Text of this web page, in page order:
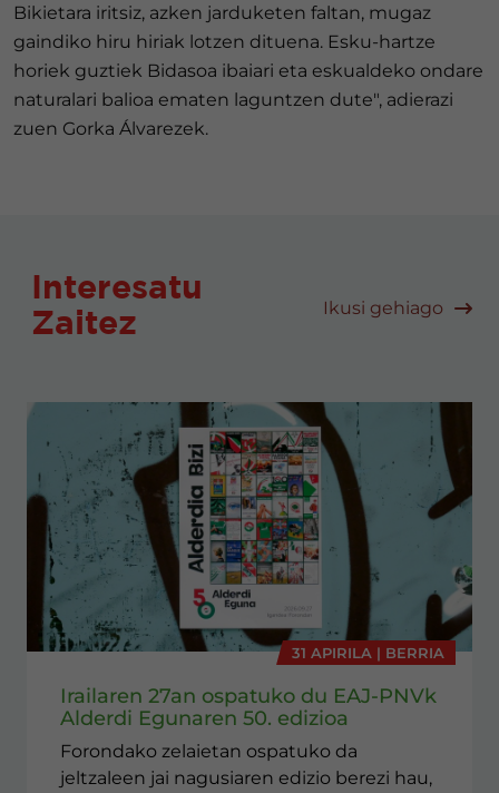
Bikietara iritsiz, azken jarduketen faltan, mugaz
gaindiko hiru hiriak lotzen dituena. Esku-hartze
horiek guztiek Bidasoa ibaiari eta eskualdeko ondare
naturalari balioa ematen laguntzen dute", adierazi
zuen Gorka Álvarezek.
Interesatu
Zaitez
Ikusi gehiago
31 APIRILA | BERRIA
Irailaren 27an ospatuko du EAJ-PNVk
Alderdi Egunaren 50. edizioa
Forondako zelaietan ospatuko da
jeltzaleen jai nagusiaren edizio berezi hau,